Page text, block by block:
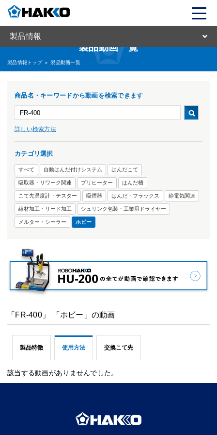
製品情報
製品動画一覧
製品情報トップ > 製品動画一覧
商品名・キーワードから動画を検索できます
詳しい検索方法
カテゴリ選択
すべて 自動はんだ付けシステム はんだこて
吸取器・リワーク関連 プリヒーター はんだ槽
こて先温度計・テスター 吸煙器 はんだ・フラックス 静電気関連
線材加工・リード加工 シュリンク包装・工業用ドライヤー
メルター・シーラー ホビー
「FR-400」 「ホビー」の動画
製品特徴 使用方法 交換こて先
該当する動画がありませんでした。